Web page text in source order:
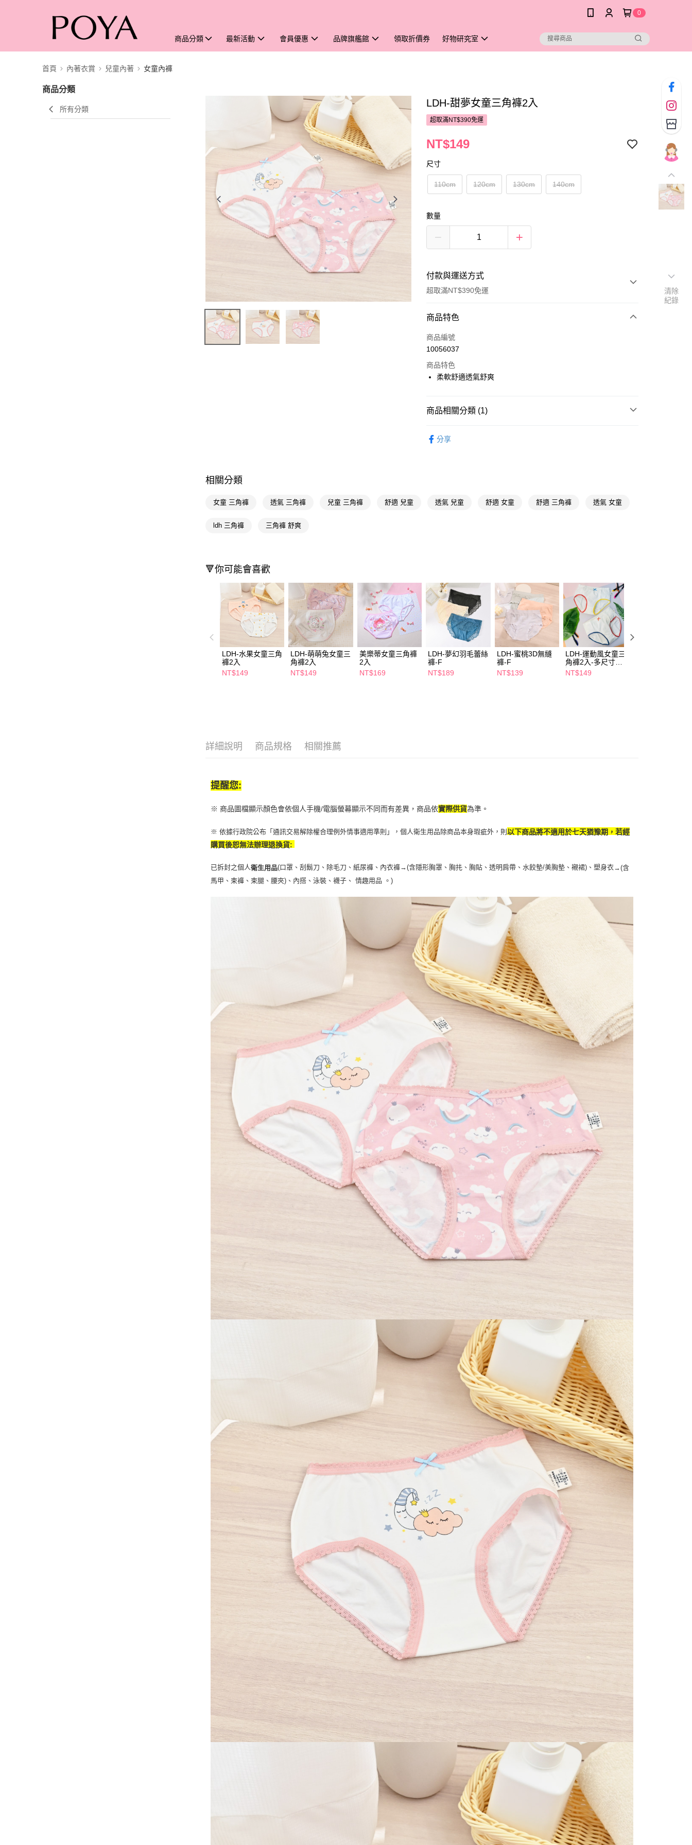
0
商品分類 最新活動 會員優惠 品牌旗艦館 領取折價券 好物研究室
首頁 內著衣賞 兒童內著 女童內褲
商品分類
所有分類
LDH-甜夢女童三角褲2入
超取滿NT$390免運
NT$149
尺寸
110cm 120cm 130cm 140cm
數量
付款與運送方式
超取滿NT$390免運
付款方式
POYA支付
超商取貨付款
Apple Pay
相關說明
１．於結帳方式選擇「AFTEE先享後付」後，將跳轉至「AFTEE先享後
付」結帳頁面，進行簡訊認證並確認金額後，即可完成結帳。
２．訂單成立數日內，您將收到繳費通知簡訊。
３．收到繳費通知簡訊後14天內，點擊此簡訊中的連結，可透過四大超商
／ATM／網路銀行／等多元方式進行付款，方視為交易完成。
※ 請注意：結帳手續完成當下不需立刻繳費，但若您需要取消訂單，請聯
絡購買商品的店家。未經商家同意取消之訂單仍視為有效，需透過AFTEE
先享後付繳納相關費用。
※ 交易是否成功請以「AFTEE先享後付 」之結帳頁面顯示為準，若有關於
是否繳費成功／繳費後需取消欲退款等相關疑問，請聯繫「AFTEE先享後
付客戶支援中心」
https://netprotections.freshdesk.com/support/home
５．嚴禁一人註冊多個帳號或使用他人資訊註冊。若發現惡意使用之情
每筆NT$65，滿NT$390(含以上)免運費
付款後全家取貨
每筆NT$65，滿NT$390(含以上)免運費
萊爾富取貨付款
每筆NT$65，滿NT$490(含以上)免運費
付款後萊爾富取貨
每筆NT$80，滿NT$290(含以上)免運費
商品特色
商品編號
10056037
商品特色
柔軟舒適透氣舒爽
商品相關分類 (1)
分享
相關分類
女童 三角褲 透氣 三角褲 兒童 三角褲 舒適 兒童 透氣 兒童 舒適 女童 舒適 三角褲 透氣 女童
ldh 三角褲 三角褲 舒爽
🔻你可能會喜歡
LDH-水果女童三角
褲2入
NT$149
LDH-萌萌兔女童三
角褲2入
NT$149
美樂蒂女童三角褲
2入
NT$169
LDH-夢幻羽毛蕾絲
褲-F
NT$189
LDH-蜜桃3D無縫
褲-F
NT$139
LDH-運動風女童三
角褲2入-多尺寸任
選
NT$149
詳細說明 商品規格 相關推薦
提醒您:
※ 商品圖檔顯示顏色會依個人手機/電腦螢幕顯示不同而有差異，商品依實際供貨為準。
※ 依據行政院公布「通訊交易解除權合理例外情事適用準則」，個人衛生用品除商品本身瑕疵外，則以下商品將不適用於七天猶豫期，若經
購買後恕無法辦理退換貨:
已拆封之個人衛生用品(口罩、刮鬍刀、除毛刀、紙尿褲、內衣褲→(含隱形胸罩、胸扥、胸貼、透明肩帶、水餃墊/美胸墊、襯裙)、塑身衣→(含
馬甲、束褲、束腿、腰夾) 、內搭、泳裝、襪子、 情趣用品 。)
清除
紀錄